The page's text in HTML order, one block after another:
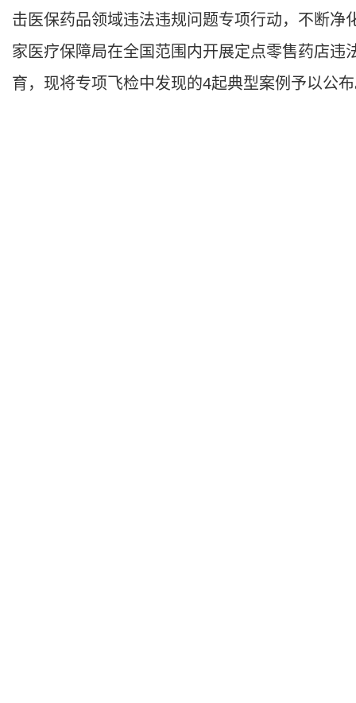
击医保药品领域违法违规问题专项行动，不断
家医疗保障局在全国范围内开展定点零售药店
育，现将专项飞检中发现的4起典型案例予以公